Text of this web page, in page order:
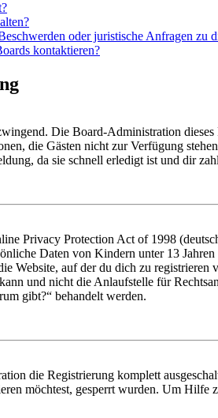
oder juristische Anfragen zu
kontaktieren?
Die Board-Administration
die Gästen nicht zur Verfügung
da sie schnell erledigt ist und dir
Privacy Protection Act of 1998
Daten von Kindern unter 13
Website, auf der du dich zu
und nicht die Anlaufstelle für
gibt?“ behandelt werden.
die Registrierung komplett
möchtest, gesperrt wurden. Um